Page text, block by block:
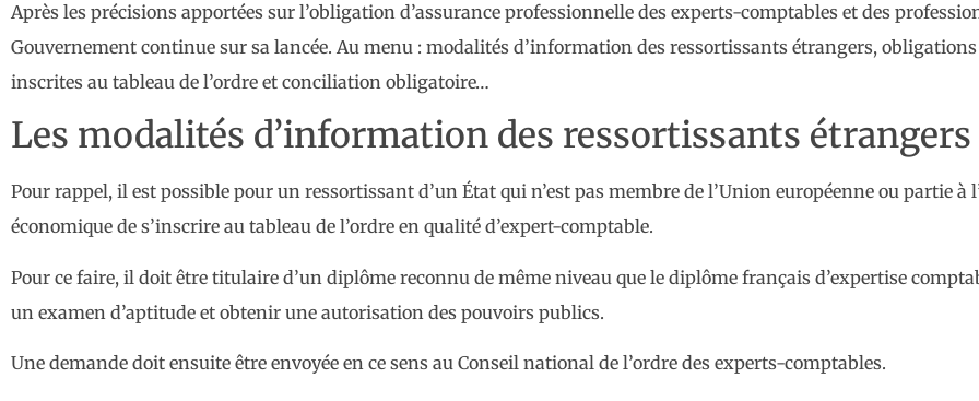
Après les précisions apportées sur l’obligation d’assurance professionnelle des experts-comptables et des
Gouvernement continue sur sa lancée. Au menu : modalités d’information des ressortissants étrangers,
inscrites au tableau de l’ordre et conciliation obligatoire…
Les modalités d’information des ressortissants étrangers
Pour rappel, il est possible pour un ressortissant d’un État qui n’est pas membre de l’Union européenne ou partie à
économique de s’inscrire au tableau de l’ordre en qualité d’expert-comptable.
Pour ce faire, il doit être titulaire d’un diplôme reconnu de même niveau que le diplôme français d’expertise
un examen d’aptitude et obtenir une autorisation des pouvoirs publics.
Une demande doit ensuite être envoyée en ce sens au Conseil national de l’ordre des experts-comptables.